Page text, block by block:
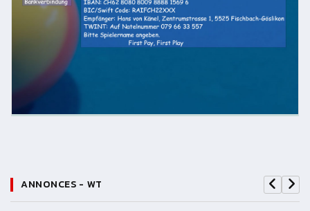
ANNONCES - WT